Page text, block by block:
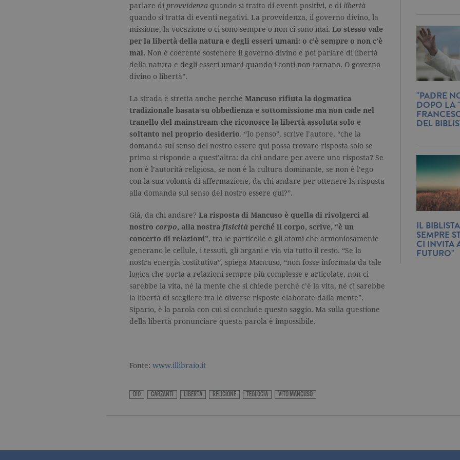
parlare di provvidenza quando si tratta di eventi positivi, e di libertà
quando si tratta di eventi negativi. La provvidenza, il governo divino, la
missione, la vocazione o ci sono sempre o non ci sono mai. Lo stesso vale
per la libertà della natura e degli esseri umani: o c’è sempre o non c’è
mai. Non è coerente sostenere il governo divino e poi parlare di libertà
della natura e degli esseri umani quando i conti non tornano. O governo
divino o libertà”.
La strada è stretta anche perché Mancuso rifiuta la dogmatica
tradizionale basata su obbedienza e sottomissione ma non cade nel
tranello del mainstream che riconosce la libertà assoluta solo e
soltanto nel proprio desiderio. “Io penso”, scrive l’autore, “che la
domanda sul senso del nostro essere qui possa trovare risposta solo se
prima si risponde a quest’altra: da chi andare per avere una risposta? Se
non è l’autorità religiosa, se non è la cultura dominante, se non è l’ego
con la sua volontà di affermazione, da chi andare per ottenere la risposta
alla domanda sul senso del nostro essere qui?”.
Già, da chi andare? La risposta di Mancuso è quella di rivolgerci al
nostro corpo, alla nostra fisicità perché il corpo, scrive, “è un
concerto di relazioni”, tra le particelle e gli atomi che armoniosamente
generano le cellule, i tessuti, gli organi e via via tutto il resto. “Se la
nostra energia costitutiva”, spiega Mancuso, “non fosse informata da tale
logica che porta a relazioni sempre più complesse e articolate, non ci
sarebbe la vita, né la mente che si chiede perché c’è la vita, né ci sarebbe
la libertà di scegliere tra le diverse risposte elaborate dalla mente”.
Sipario, è la parola con cui si conclude questo saggio. Ma sulla questione
della libertà pronunciare questa parola è impossibile.
Fonte: www.illibraio.it
DIO GARZANTI LIBERTÀ RELIGIONE TEOLOGIA VITO MANCUSO
"PADRE
DOPO LA
DEL
IL
SEMPRE
CI INVITA
FUTURO"
per ogni pagina visitata e viene utilizzato per contare e tenere
di pagina.
_gat
.garzanti.it 1 minuto
Questo nome di cookie è associato a Google Universal
documentazione viene utilizzato per limitare la frequenza delle
raccolta di dati su siti ad alto traffico.
current_url
.garzanti.it Sessione
Questo cookie viene utilizzato per verificare la pagina corrente
_gat_UA-16356920-1
Si tratta di un cookie di tipo pattern impostato da Google
pattern sul nome contiene il numero identificativo univoco
di dati registrati da Google su siti Web ad alto volume di
_ga
.garzanti.it 2 anni
Questo nome di cookie è associato a Google Universal
significativo del servizio di analisi più comunemente utilizzato
viene utilizzato per distinguere utenti unici assegnando un
casuale come identificatore del cliente. È incluso in ogni
utilizzato per calcolare i dati di visitatori, sessioni e campagne
siti.
CookieScriptConsent
.garzanti.it 1 mese
Questo cookie viene utilizzato dal servizio Cookie-Script.com
consenso sui cookie dei visitatori. È necessario che il banner dei
Script.com funzioni correttamente.
Nome Dominio Scadenza
Descrizione
datr
.facebook.com 2 anni
Utilizzato da Facebook per verificare se l'utente accede a facebook da
locale
.facebook.com 7 giorni
Contiene le impostazioni locali della scelta della lingua di navigazione.
utilizzati per consentire a Facebook di tener traccia dell'utente nei siti che
cookie raccoglie informazioni in forma anonima.
Descrizione
_fbp
.garzanti.it 3 mesi
Utilizzato da Facebook per fornire una serie di prodotti pubblicitari come
inserzionisti di terze parti
oo
.facebook.com 5 anni
Utilizzato da Facebook per fornire una serie di prodotti pubblicitari come
inserzionisti di terze parti.
sb
.facebook.com 2 anni
Utilizzato da Facebook per fornire una serie di prodotti pubblicitari come
inserzionisti di terze parti.
.facebook.com
Utilizzato da Facebook per fornire una serie di prodotti pubblicitari come
inserzionisti di terze parti.
wd
.facebook.com 7 giorni
Utilizzato da Facebook per fornire una serie di prodotti pubblicitari come